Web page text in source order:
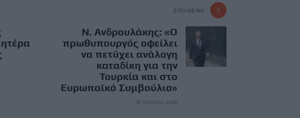
ΕΠΌΜΕΝΟ
Ν. Ανδρουλάκης: «Ο
πρωθυπουργός οφείλει
να πετύχει ανάλογη
καταδίκη για την
Τουρκία και στο
Ευρωπαϊκό Συμβούλιο»
18 Ιουνίου, 2026